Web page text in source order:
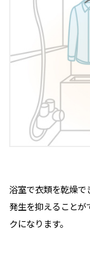
浴室で衣類を乾燥
発生を抑えること
クになります。